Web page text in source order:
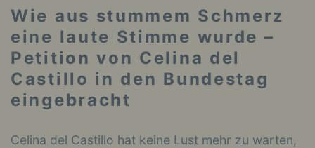
Wie aus stummem Schmerz
eine laute Stimme wurde –
Petition von Celina del
Castillo in den Bundestag
eingebracht
Celina del Castillo hat keine Lust mehr zu warten,